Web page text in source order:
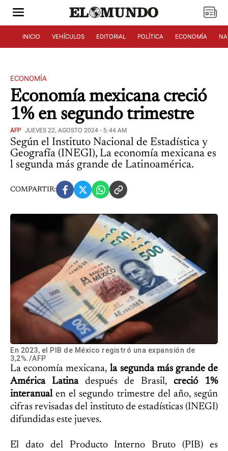
INICIO VEHÍCULOS EDITORIAL POLÍTICA ECONOMÍA
ECONOMÍA
Economía mexicana creció
1% en segundo trimestre
AFP JUEVES 22, AGOSTO 2024 - 5:44 AM
Según el Instituto Nacional de Estadística y
Geografía (INEGI), La economía mexicana es
l segunda más grande de Latinoamérica.
COMPARTIR:
En 2023, el PIB de México registró una expansión de
3,2%./AFP
La economía mexicana, la segunda más grande de
América Latina después de Brasil, creció 1%
interanualen el segundo trimestre del año, según
cifras revisadas del instituto de estadísticas (INEGI)
difundidas este jueves.
El dato del Producto Interno Bruto (PIB) es